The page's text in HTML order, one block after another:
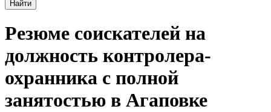
Найти
Резюме соискателей на
должность контролера-
охранника с полной
занятостью в Агаповке